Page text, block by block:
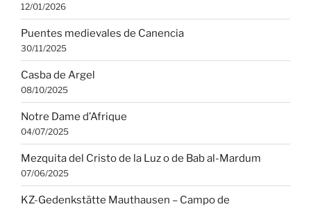
12/01/2026
Puentes medievales de Canencia
30/11/2025
Casba de Argel
08/10/2025
Notre Dame d’Afrique
04/07/2025
Mezquita del Cristo de la Luz o de Bab al-Mardum
07/06/2025
KZ-Gedenkstätte Mauthausen – Campo de